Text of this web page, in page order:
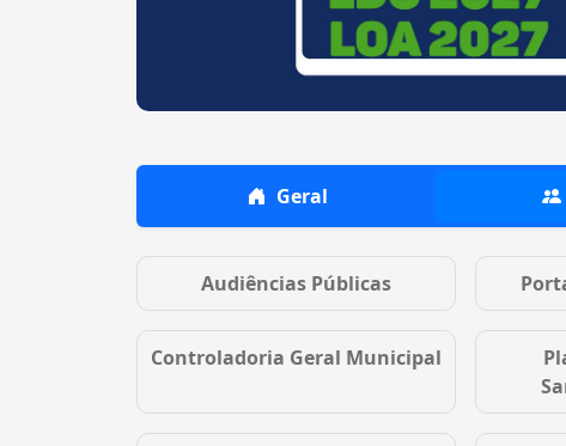
Geral
Audiências Públicas
Controladoria Geral Municipal